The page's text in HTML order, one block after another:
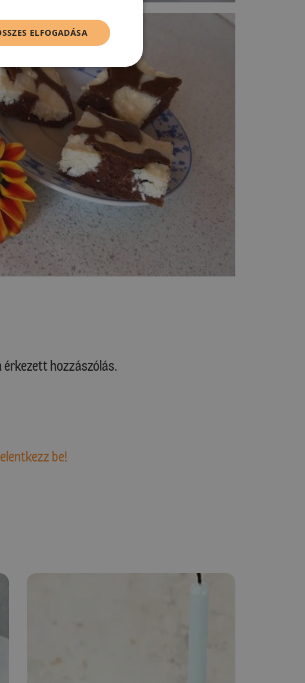
érkezett hozzászólás.
be!
ELFOGADÁSA